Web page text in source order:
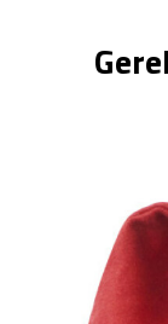
Auto onderhoud
Auto
IJskrabbers